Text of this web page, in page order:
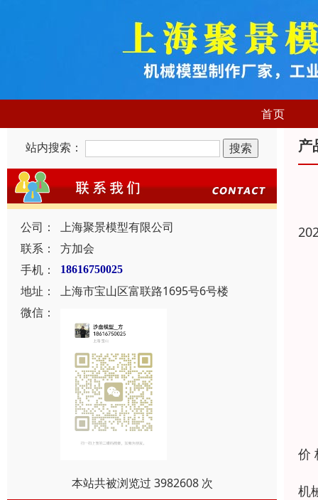
首页
站内搜索：
公司：
上海聚景模型有限公司
联系：
方加会
手机：
18616750025
地址：
上海市宝山区富联路1695号6号楼
微信：
本站共被浏览过 3982608 次
产
价
机